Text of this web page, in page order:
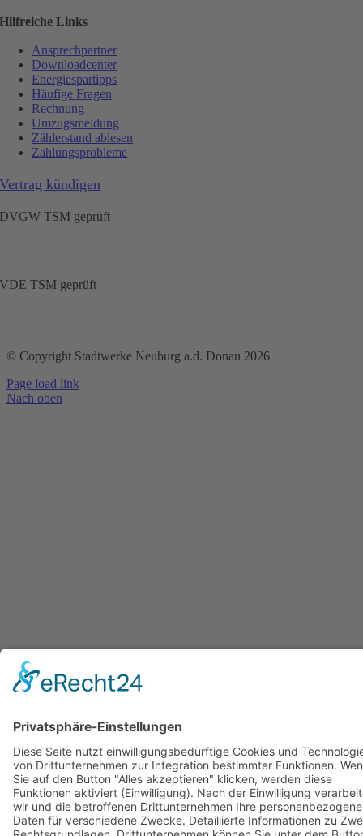
Hilfreiche Links
Ansprechpartner
Downloadcenter
Energiespartipps
Häufige Fragen
Rechnung
Umzugsmeldung
Zählerstand ablesen
Zahlungsprobleme
Vertrag kündigen
DVGW TSM geprüft
VDE TSM geprüft
© Copyright Stadtwerke Neuburg a.d. Donau 2026
Page load link
Nach oben